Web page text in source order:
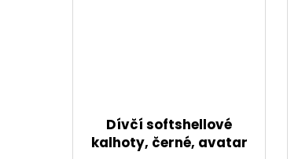
Dívčí softshellové
kalhoty, černé, avatar